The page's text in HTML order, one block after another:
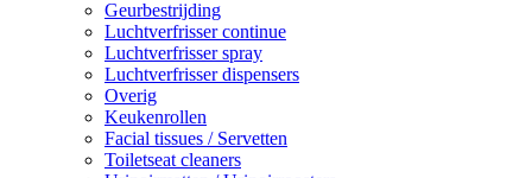
Geurbestrijding
Luchtverfrisser continue
Luchtverfrisser spray
Luchtverfrisser dispensers
Overig
Keukenrollen
Facial tissues / Servetten
Toiletseat cleaners